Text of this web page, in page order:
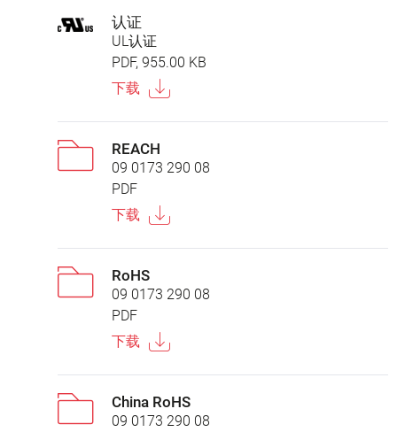
认证
UL认证
PDF, 955.00 KB
下载
REACH
09 0173 290 08
PDF
下载
RoHS
09 0173 290 08
PDF
下载
China RoHS
09 0173 290 08